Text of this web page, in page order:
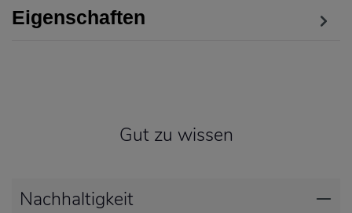
Eigenschaften
Gut zu wissen
Nachhaltigkeit